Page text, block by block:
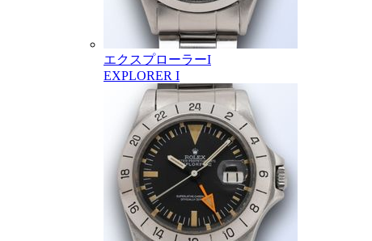
エクスプローラーI
EXPLORER I